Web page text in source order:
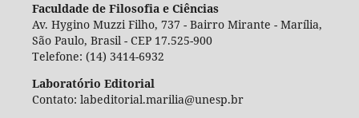
Faculdade de Filosofia e Ciências
Av. Hygino Muzzi Filho, 737 - Bairro Mirante - Marília,
São Paulo, Brasil - CEP 17.525-900
Telefone: (14) 3414-6932
Laboratório Editorial
Contato: labeditorial.marilia@unesp.br